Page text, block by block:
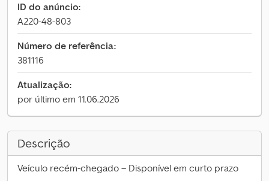
ID do anúncio:
A220-48-803
Número de referência:
381116
Atualização:
por último em 11.06.2026
Descrição
Veículo recém-chegado – Disponível em curto prazo